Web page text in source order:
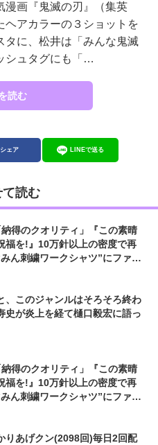
漫画『鬼滅の刃』（集英
ヘアカラーの３ショットを
に、松井は「みんな鬼滅
シュタグにも「…
読む
シェア LINEで送る
て読む
得のクオリティ」『この素晴
福を!』10万針以上の密度で再
ん刺繍ワークシャツ”にファン
、このジャンルはそろそろ終わ
史が炎上を経て樋口毅宏に語っ
得のクオリティ」『この素晴
福を!』10万針以上の密度で再
ん刺繍ワークシャツ”にファン
りあげクン(2098回)毎日2回配